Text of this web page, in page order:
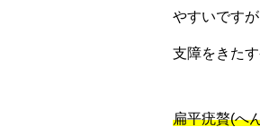
やすいです
支障をきた
扁平疣贅(へ